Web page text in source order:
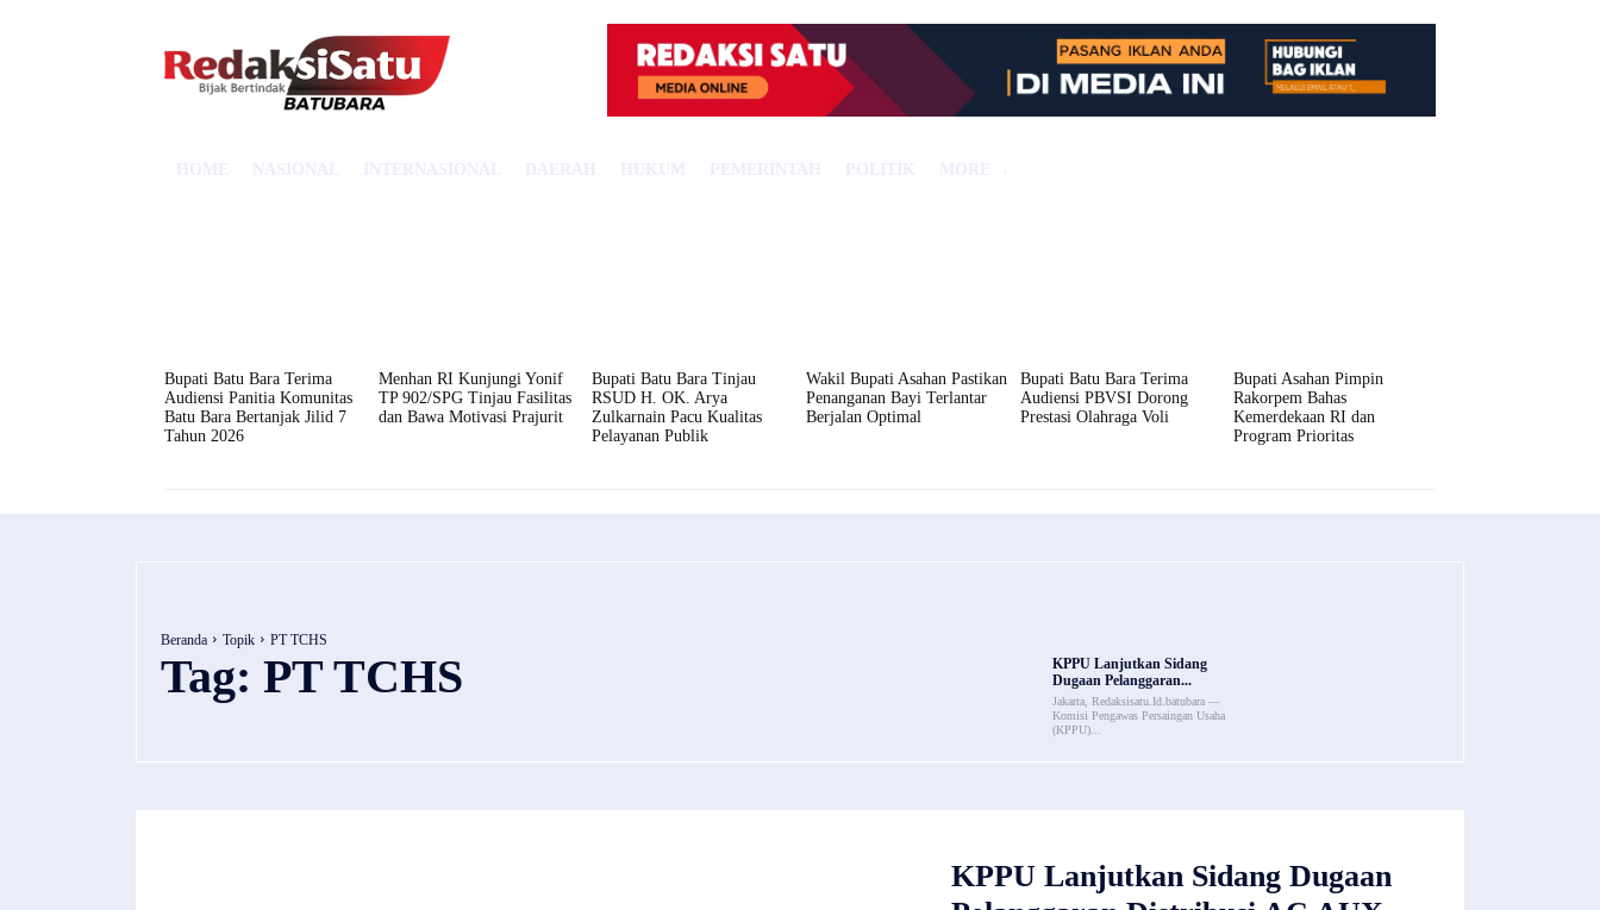
Bupati Batu Bara Terima
Audiensi Panitia Komunitas
Batu Bara Bertanjak Jilid 7
Tahun 2026
Menhan RI Kunjungi Yonif
TP 902/SPG Tinjau Fasilitas
dan Bawa Motivasi Prajurit
Bupati Batu Bara Tinjau
RSUD H. OK. Arya
Zulkarnain Pacu Kualitas
Pelayanan Publik
Wakil Bupati Asahan Pastikan
Penanganan Bayi Terlantar
Berjalan Optimal
Bupati Batu Bara Terima
Audiensi PBVSI Dorong
Prestasi Olahraga Voli
Bupati Asahan Pimpin
Rakorpem Bahas
Kemerdekaan RI dan
Program Prioritas
Beranda Topik PT TCHS
Tag: PT TCHS
KPPU Lanjutkan Sidang
Dugaan Pelanggaran...
Jakarta, Redaksisatu.Id.batubara —
Komisi Pengawas Persaingan Usaha
(KPPU)...
KPPU Lanjutkan Sidang Dugaan